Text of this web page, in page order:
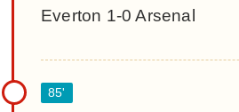
Everton 1-0 Arsenal